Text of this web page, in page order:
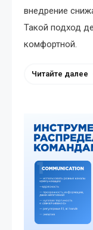
внедрение
Такой подход
комфортной.
Читайте далее